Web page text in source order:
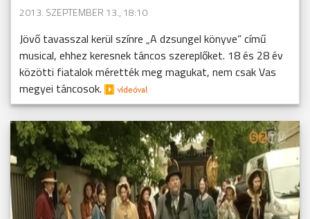
2013. SZEPTEMBER 13., 18:10
Jövő tavasszal kerül színre „A dzsungel könyve” című
musical, ehhez keresnek táncos szereplőket. 18 és 28 év
közötti fiatalok mérették meg magukat, nem csak Vas
megyei táncosok.